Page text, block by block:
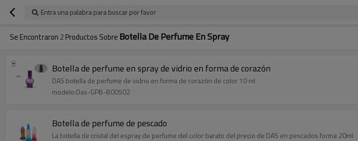
Entra una palabra para buscar por favor
Se Encontraron 2 Productos Sobre Botella De Perfume En Spray
Botella de perfume en spray de vidrio en forma de corazón
DAS botella de perfume de vidrio en forma de corazón de color 10 ml
modelo:Das-GPB-B00502
Botella de perfume de pescado
La botella de cristal del espray de perfume del color barato del precio de DAS en pescados forma 20ml